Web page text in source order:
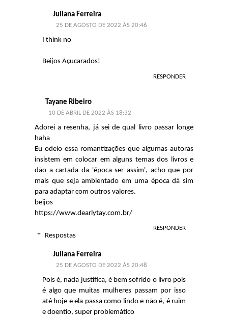
Juliana Ferreira
25 DE AGOSTO DE 2022 ÀS 20:46
I think no
Beijos Açucarados!
RESPONDER
Tayane Ribeiro
10 DE ABRIL DE 2022 ÀS 18:32
Adorei a resenha, já sei de qual livro passar longe
haha
Eu odeio essa romantizações que algumas autoras
insistem em colocar em alguns temas dos livros e
dão a cartada da 'época ser assim', acho que por
mais que seja ambientado em uma época dá sim
para adaptar com outros valores.
beijos
https://www.dearlytay.com.br/
RESPONDER
Respostas
Juliana Ferreira
25 DE AGOSTO DE 2022 ÀS 20:48
Pois é, nada justifica, é bem sofrido o livro pois
é algo que muitas mulheres passam por isso
até hoje e ela passa como lindo e não é, é ruim
e doentio, super problemático